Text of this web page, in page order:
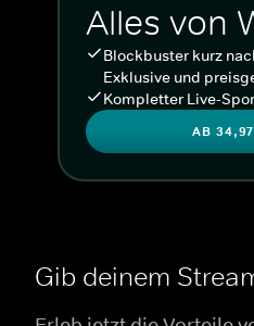
Alles von
Blockbuster kurz
Exklusive und
Kompletter Live-
AB
Gib deinem